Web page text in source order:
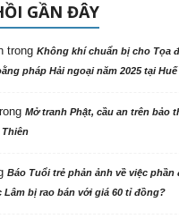
GẦN ĐÂY
trong Không khí chuẩn bị cho Tọa
pháp Hải ngoại năm 2025 tại Huế
Mở tranh Phật, cầu an trên bảo
Thiên
Báo Tuổi trẻ phản ảnh về việc phần
Lâm bị rao bán với giá 60 tỉ đồng?